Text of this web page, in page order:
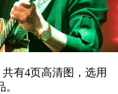
有4页高清图，选用